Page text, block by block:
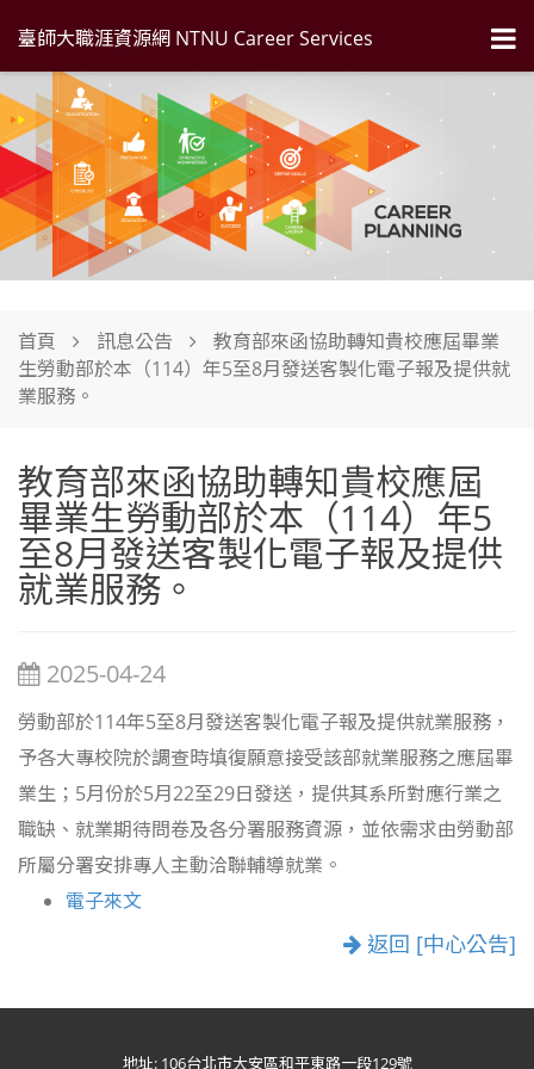
臺師大職涯資源網 NTNU Career Services
首頁 訊息公告
教育部來函協助轉知貴校應屆畢業
生勞動部於本（114）年5至8月發送客製化電子報及提供就
業服務。
教育部來函協助轉知貴校應屆
畢業生勞動部於本（114）年5
至8月發送客製化電子報及提供
就業服務。
2025-04-24
勞動部於114年5至8月發送客製化電子報及提供就業服務，
予各大專校院於調查時填復願意接受該部就業服務之應屆畢
業生；5月份於5月22至29日發送，提供其系所對應行業之
職缺、就業期待問卷及各分署服務資源，並依需求由勞動部
所屬分署安排專人主動洽聯輔導就業。
電子來文
返回 [中心公告]
地址: 106台北市大安區和平東路一段129號